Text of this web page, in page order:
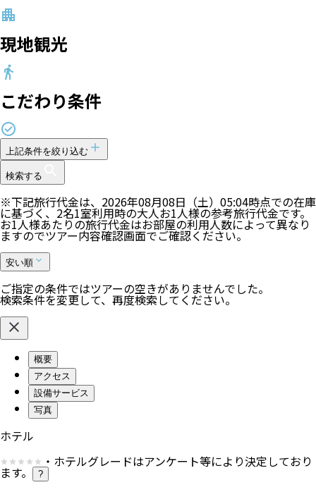
現地観光
こだわり条件
上記条件を絞り込む
検索する
※下記旅行代金は、 2026年08月08日（土）05:04時点での在庫
に基づく、2名1室利用時の大人お1人様の参考旅行代金です。
お1人様あたりの旅行代金はお部屋の利用人数によって異なり
ますのでツアー内容確認画面でご確認ください。
安い順
ご指定の条件ではツアーの空きがありませんでした。
検索条件を変更して、再度検索してください。
概要
アクセス
設備サービス
写真
ホテル
・ホテルグレードはアンケート等により決定しており
ます。 ?